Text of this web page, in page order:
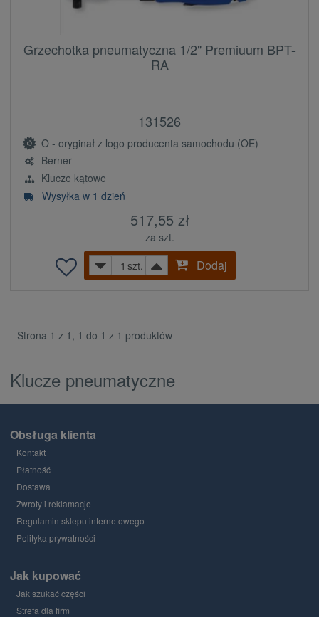
Grzechotka pneumatyczna 1/2" Premiuum BPT-
RA
131526
O - oryginał z logo producenta samochodu (OE)
Berner
Klucze kątowe
Wysyłka w 1 dzień
517,55 zł
za szt.
szt.
Dodaj
Strona 1 z 1, 1 do 1 z 1 produktów
Klucze pneumatyczne
Obsługa klienta
Kontakt
Płatność
Dostawa
Zwroty i reklamacje
Regulamin sklepu internetowego
Polityka prywatności
Jak kupować
Jak szukać części
Strefa dla firm